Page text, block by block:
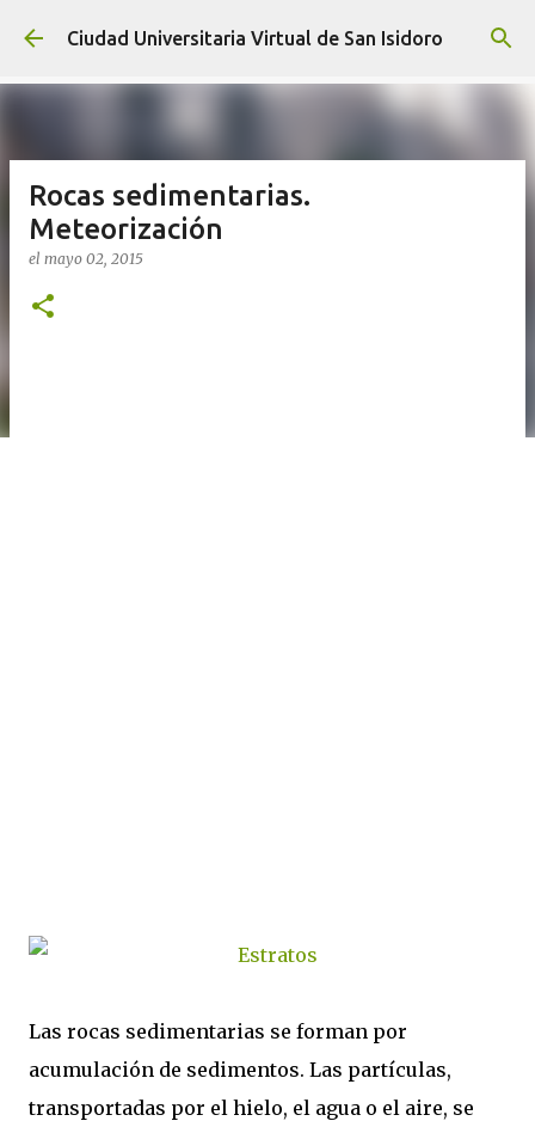
Ir al contenido principal
Ciudad Universitaria Virtual de San Isidoro
Rocas sedimentarias.
Meteorización
el mayo 02, 2015
Las rocas sedimentarias se forman por
acumulación de sedimentos. Las partículas,
transportadas por el hielo, el agua o el aire, se